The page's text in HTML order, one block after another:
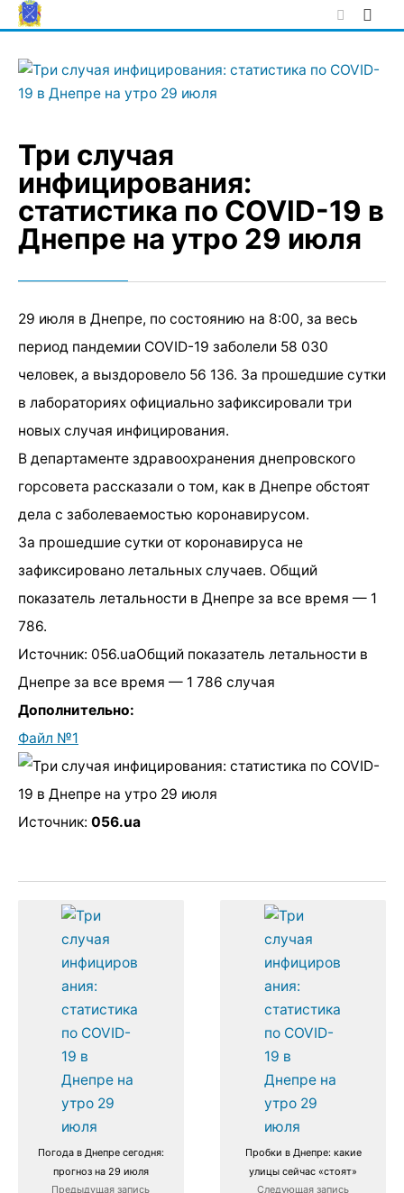
Skip
to
Три случая
инфицирования:
статистика по COVID-19 в
Днепре на утро 29 июля
29 июля в Днепре, по состоянию на 8:00, за весь
период пандемии COVID-19 заболели 58 030
человек, а выздоровело 56 136. За прошедшие сутки
в лабораториях официально зафиксировали три
новых случая инфицирования.
В департаменте здравоохранения днепровского
горсовета рассказали о том, как в Днепре обстоят
дела с заболеваемостью коронавирусом.
За прошедшие сутки от коронавируса не
зафиксировано летальных случаев. Общий
показатель летальности в Днепре за все время — 1
786.
Источник: 056.uaОбщий показатель летальности в
Днепре за все время — 1 786 случая
Дополнительно:
Файл №1
Источник: 056.ua
Погода в Днепре сегодня:
прогноз на 29 июля
Предыдущая запись
Пробки в Днепре: какие
улицы сейчас «стоят»
Следующая запись